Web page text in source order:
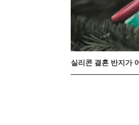
실리콘 결혼 반지가